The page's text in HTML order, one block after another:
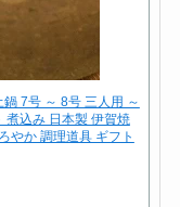
7号 ～ 8号 三人用 ～
煮込み 日本製 伊賀焼
やか 調理道具 ギフト